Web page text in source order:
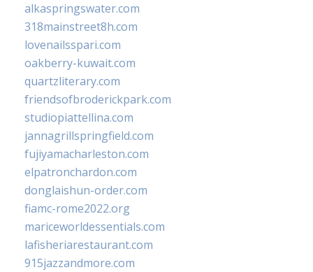
alkaspringswater.com
318mainstreet8h.com
lovenailsspari.com
oakberry-kuwait.com
quartzliterary.com
friendsofbroderickpark.com
studiopiattellina.com
jannagrillspringfield.com
fujiyamacharleston.com
elpatronchardon.com
donglaishun-order.com
fiamc-rome2022.org
mariceworldessentials.com
lafisheriarestaurant.com
915jazzandmore.com